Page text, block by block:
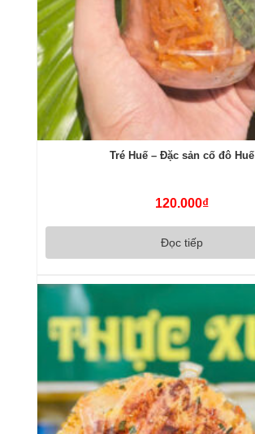
Tré Huế – Đặc sản cố đô Huế
120.000₫
Đọc tiếp